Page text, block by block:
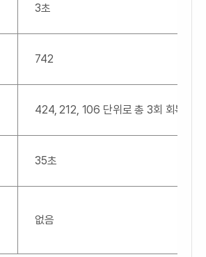
3초
742
424, 212, 106 단위로 총 3회 회복
35초
없음